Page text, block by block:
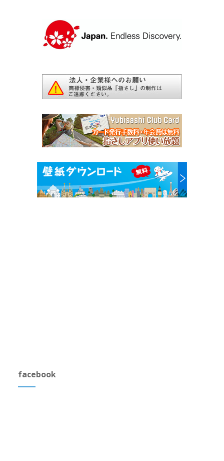
facebook